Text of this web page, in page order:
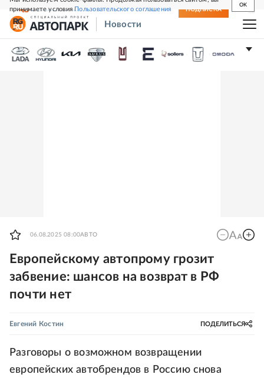
принимаете условияПользовательского соглашения
OK
СВЕЖИЙ НОМЕР ПОДПИСКА
Новости
06.08.2025 08:00АВТО
Европейскому автопрому грозит
забвение: шансов на возврат в РФ
почти нет
Евгений Костин ПОДЕЛИТЬСЯ
Разговоры о возможном возвращении
европейских автобрендов в Россию снова